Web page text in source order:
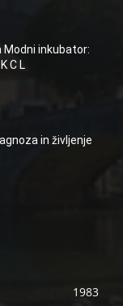
Modni inkubator:
C L
in življenje
1983